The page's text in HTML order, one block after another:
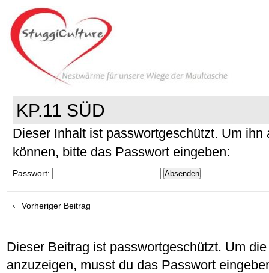
KP.11 SÜD
Dieser Inhalt ist passwortgeschützt. Um ihn
können, bitte das Passwort eingeben:
Passwort:
Vorheriger Beitrag
Dieser Beitrag ist passwortgeschützt. Um
anzuzeigen, musst du das Passwort